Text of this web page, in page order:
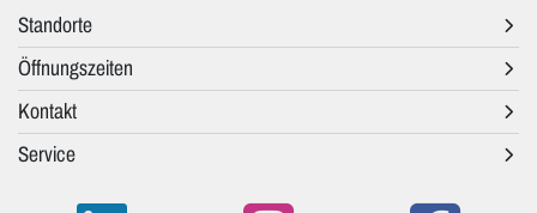
Standorte
Öffnungszeiten
Kontakt
Service